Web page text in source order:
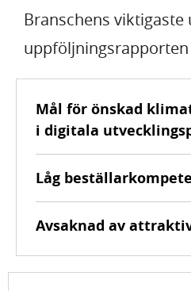
Branschens
uppföljningsrapporten
Mål för önskad
i digitala
Låg
Avsaknad av